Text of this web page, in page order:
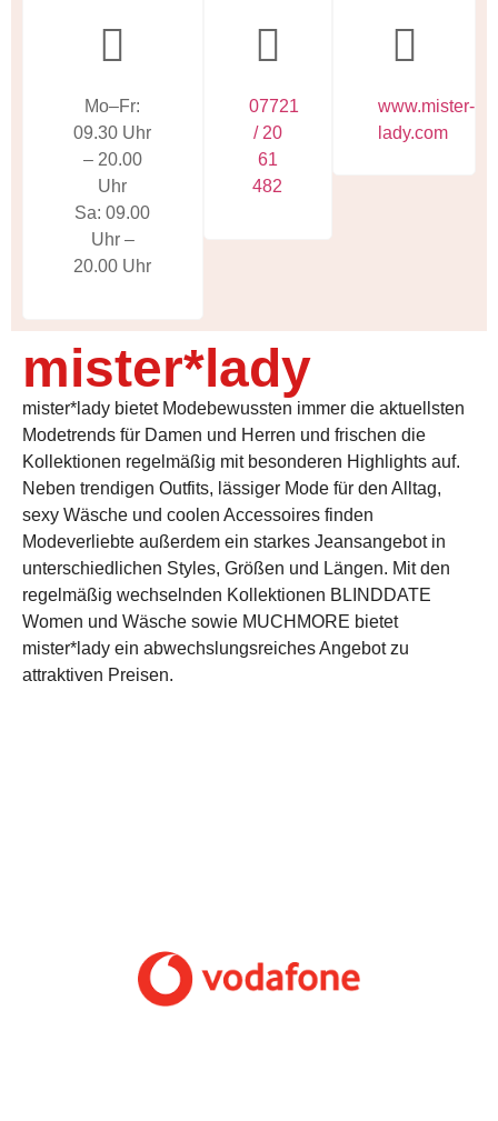
Mo–Fr:
09.30 Uhr
– 20.00
Uhr
Sa: 09.00
Uhr –
20.00 Uhr
07721
/ 20
61
482
www.mister-
lady.com
mister*lady
mister*lady bietet Modebewussten immer die aktuellsten
Modetrends für Damen und Herren und frischen die
Kollektionen regelmäßig mit besonderen Highlights auf.
Neben trendigen Outfits, lässiger Mode für den Alltag,
sexy Wäsche und coolen Accessoires finden
Modeverliebte außerdem ein starkes Jeansangebot in
unterschiedlichen Styles, Größen und Längen. Mit den
regelmäßig wechselnden Kollektionen BLINDDATE
Women und Wäsche sowie MUCHMORE bietet
mister*lady ein abwechslungsreiches Angebot zu
attraktiven Preisen.